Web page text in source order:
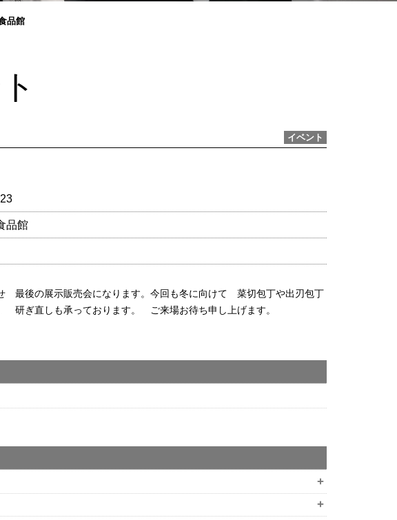
品館
イベント
品館
最後の展示販売会になります。今回も冬に向けて 菜切包丁や出刃包丁
研ぎ直しも承っております。 ご来場お待ち申し上げます。
+
+